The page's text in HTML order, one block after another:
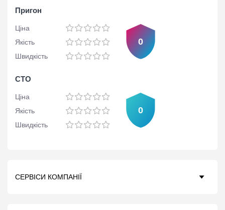
Пригон
Ціна
Якість
Швидкість
0
СТО
Ціна
Якість
Швидкість
0
СЕРВІСИ КОМПАНІЇ